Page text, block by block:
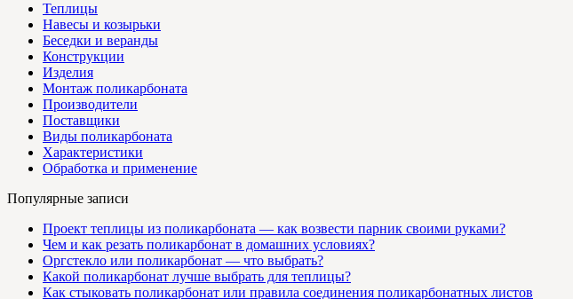
Теплицы
Навесы и козырьки
Беседки и веранды
Конструкции
Изделия
Монтаж поликарбоната
Производители
Поставщики
Виды поликарбоната
Характеристики
Обработка и применение
Популярные записи
Проект теплицы из поликарбоната — как возвести парник своими руками?
Чем и как резать поликарбонат в домашних условиях?
Оргстекло или поликарбонат — что выбрать?
Какой поликарбонат лучше выбрать для теплицы?
Как стыковать поликарбонат или правила соединения поликарбонатных листов